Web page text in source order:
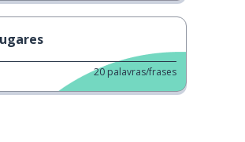
20 palavras/frases